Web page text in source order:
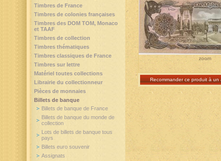
zoom
Recommander ce produit à un
Timbres de France
Timbres de colonies françaises
Timbres des DOM TOM, Monaco
et TAAF
Timbres de collection
Timbres thématiques
Timbres classiques de France
Timbres sur lettre
Matériel toutes collections
Librairie du collectionneur
Pièces de monnaies
Billets de banque
Billets de banque de France
Billets de banque du monde de
collection
Lots de billets de banque tous
pays
Billets euro souvenir
Assignats